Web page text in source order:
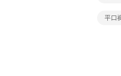
平口